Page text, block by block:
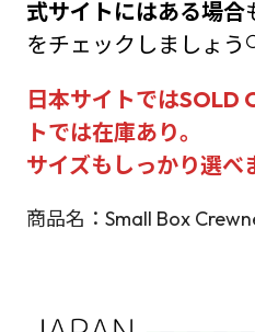
式サイトにはある場合
をチェックしましょう
日本サイトではSOLD
トでは在庫あり。
サイズもしっかり選べ
商品名：Small Box